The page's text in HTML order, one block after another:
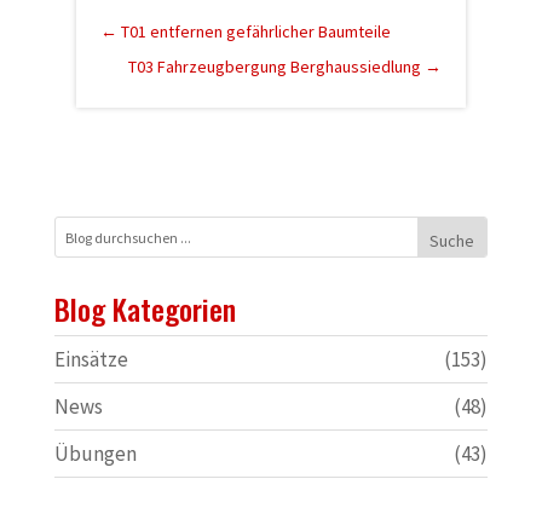
← T01 entfernen gefährlicher Baumteile
T03 Fahrzeugbergung Berghaussiedlung →
Blog Kategorien
Einsätze
(153)
News
(48)
Übungen
(43)